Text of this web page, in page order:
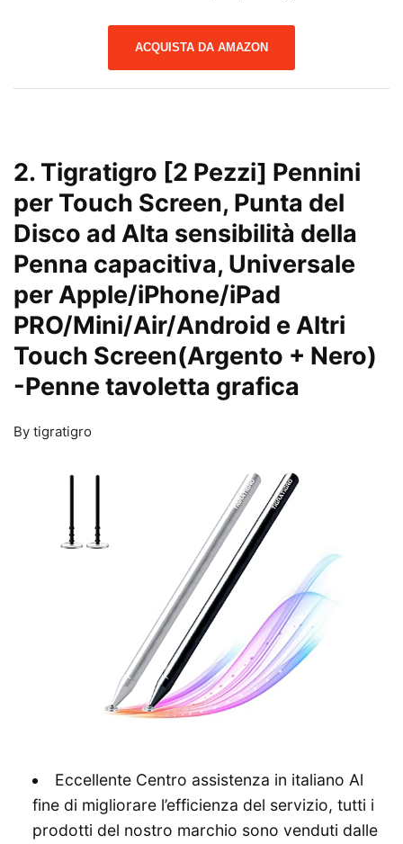
ACQUISTA DA AMAZON
2. Tigratigro [2 Pezzi] Pennini
per Touch Screen, Punta del
Disco ad Alta sensibilità della
Penna capacitiva, Universale
per Apple/iPhone/iPad
PRO/Mini/Air/Android e Altri
Touch Screen(Argento + Nero)
-Penne tavoletta grafica
By tigratigro
Eccellente Centro assistenza in italiano Al
fine di migliorare l’efficienza del servizio, tutti i
prodotti del nostro marchio sono venduti dalle